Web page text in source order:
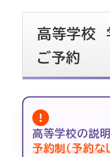
高等学校
ご予約
高等学校の説明
予約制（予約な